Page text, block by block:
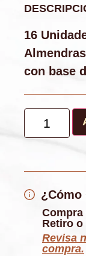
16
con base
¿Cómo
Compra
Retiro o
Revisa
compra.